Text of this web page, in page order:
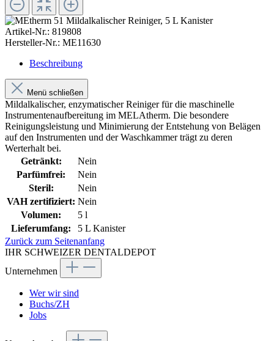
Artikel-Nr.: 819808
Hersteller-Nr.: ME11630
Beschreibung
Menü schließen
Mildalkalischer, enzymatischer Reiniger für die maschinelle
Instrumentenaufbereitung im MELAtherm. Die besondere
Reinigungsleistung und Minimierung der Entstehung von Belägen
auf den Instrumenten und der Waschkammer trägt zu deren
Werterhalt bei.
Getränkt:
Nein
Parfümfrei:
Nein
Steril:
Nein
VAH zertifiziert: Nein
Volumen:
5 l
Lieferumfang:
5 L Kanister
Zurück zum Seitenanfang
IHR SCHWEIZER DENTALDEPOT
Unternehmen
Wer wir sind
Buchs/ZH
Jobs